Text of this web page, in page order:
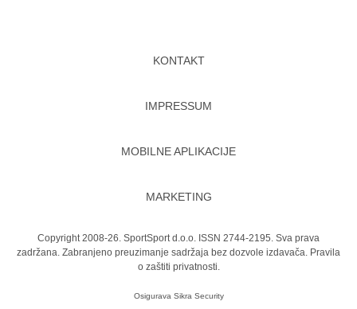
KONTAKT
IMPRESSUM
MOBILNE APLIKACIJE
MARKETING
Copyright 2008-26. SportSport d.o.o. ISSN 2744-2195. Sva prava
zadržana. Zabranjeno preuzimanje sadržaja bez dozvole izdavača. Pravila
o zaštiti privatnosti.
Osigurava Sikra Security